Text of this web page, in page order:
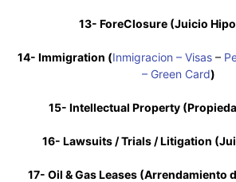
13- ForeClosure (Juicio
14- Immigration (Inmigracion – Visas –
– Green Card)
15- Intellectual Property
16- Lawsuits / Trials / Litigation
17- Oil & Gas Leases (Arrendamiento